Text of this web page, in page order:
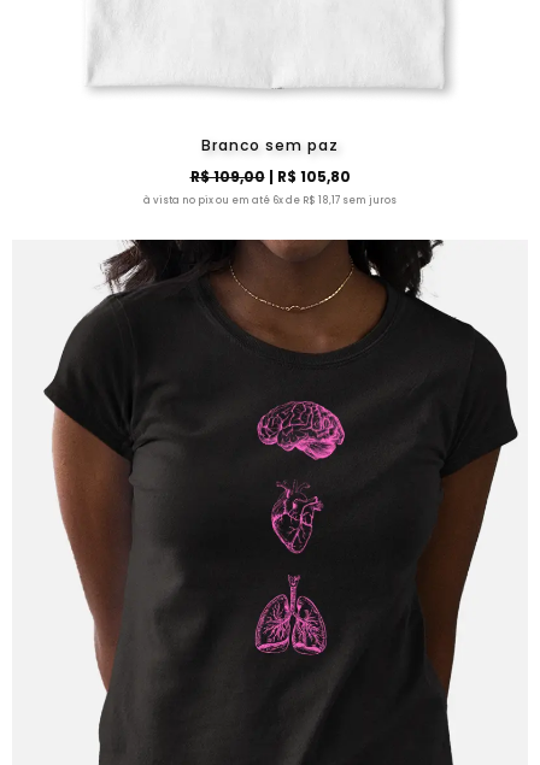
Branco sem paz
R$ 109,00| R$ 105,80
à vista no pix ou em até 6x de R$ 18,17 sem juros